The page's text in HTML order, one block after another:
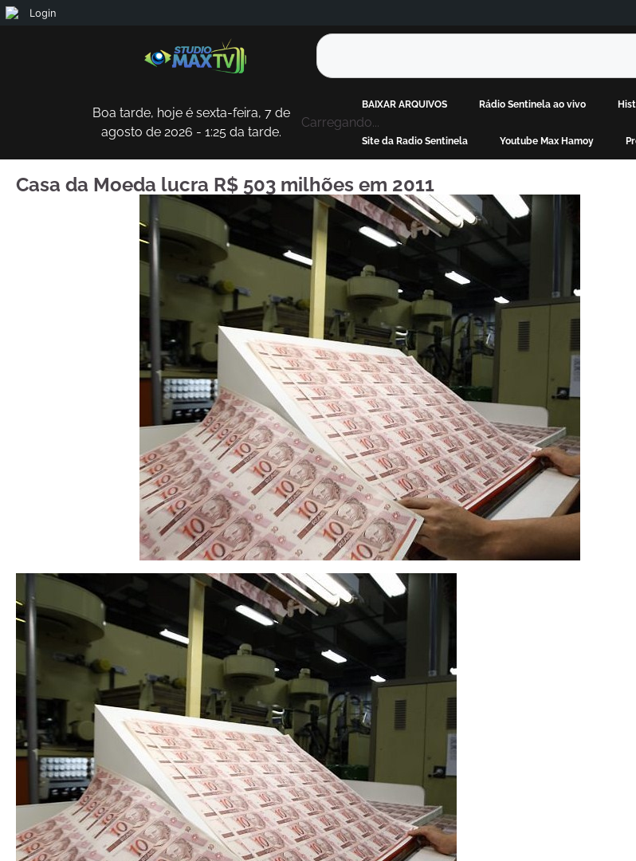
Boa tarde, hoje é sexta-feira, 7 de
agosto de 2026 - 1:25 da tarde.
Carregando...
BAIXAR ARQUIVOS Rádio Sentinela ao vivo
Site da Radio Sentinela Youtube Max Hamoy
Casa da Moeda lucra R$ 503 milhões em 2011
Login